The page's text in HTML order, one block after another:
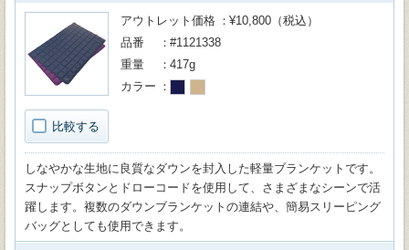
比較する
アウトレット価格
¥10,800（税込）
品番
#1121338
重量
417g
カラー
しなやかな生地に良質なダウンを封入した軽量ブランケットです。
スナップボタンとドローコードを使用して、さまざまなシーンで活
躍します。複数のダウンブランケットの連結や、簡易スリーピング
バッグとしても使用できます。